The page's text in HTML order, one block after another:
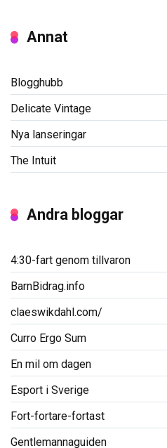
Annat
Blogghubb
Delicate Vintage
Nya lanseringar
The Intuit
Andra bloggar
4:30-fart genom tillvaron
BarnBidrag.info
claeswikdahl.com/
Curro Ergo Sum
En mil om dagen
Esport i Sverige
Fort-fortare-fortast
Gentlemannaguiden